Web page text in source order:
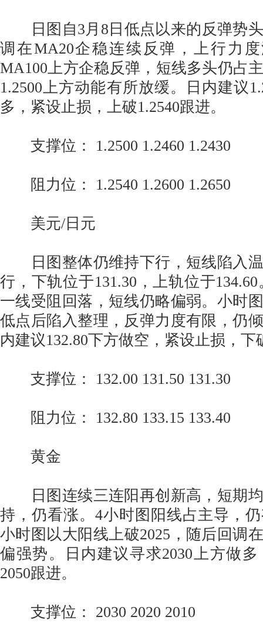
日图自3月8日低点以来的反弹势头
调在MA20企稳连续反弹，上行力
MA100上方企稳反弹，短线多头仍占
1.2500上方动能有所放缓。日内建议
多，紧设止损，上破1.2540跟进。
支撑位： 1.2500 1.2460 1.2430
阻力位： 1.2540 1.2600 1.2650
美元/日元
日图整体仍维持下行，短线陷入温
行，下轨位于131.30，上轨位于
一线受阻回落，短线仍略偏弱。小时
低点后陷入整理，反弹力度有限，仍
内建议132.80下方做空，紧设止损，下
支撑位： 132.00 131.50 131.30
阻力位： 132.80 133.15 133.40
黄金
日图连续三连阳再创新高，短期均
持，仍看涨。4小时图阳线占主导，
小时图以大阳线上破2025，随后回调
偏强势。日内建议寻求2030上方做
2050跟进。
支撑位： 2030 2020 2010